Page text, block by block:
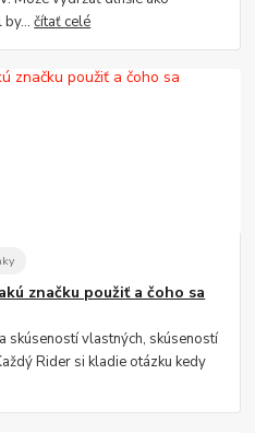
by...čítať celé
značku použiť a čoho sa
skúseností vlastných, skúseností
Rider si kladie otázku kedy